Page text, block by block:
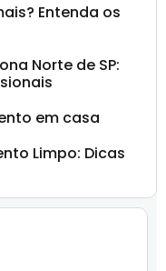
Entenda os
Norte de SP:
em casa
Limpo: Dicas